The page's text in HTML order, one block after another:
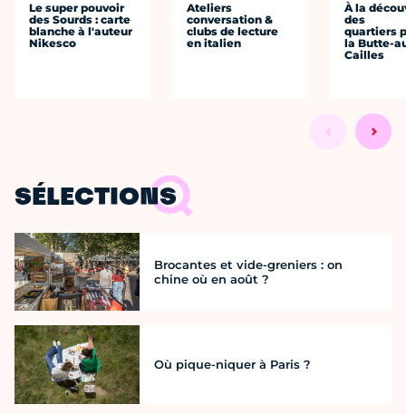
Le super pouvoir
des Sourds : carte
blanche à l'auteur
Nikesco
Ateliers
conversation &
clubs de lecture
en italien
À la
des
quartiers
la Butte-
Cailles
SÉLECTIONS
Brocantes et vide-greniers : on
chine où en août ?
Où pique-niquer à Paris ?